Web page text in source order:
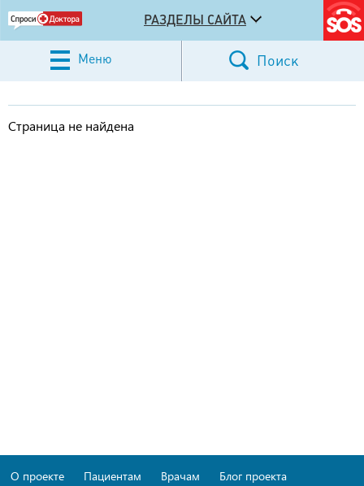
РАЗДЕЛЫ САЙТА
Меню Поиск
Страница не найдена
О проекте Пациентам Врачам
Блог проекта